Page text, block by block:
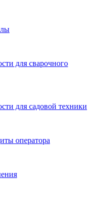
для сварочного
для садовой техники
оператора